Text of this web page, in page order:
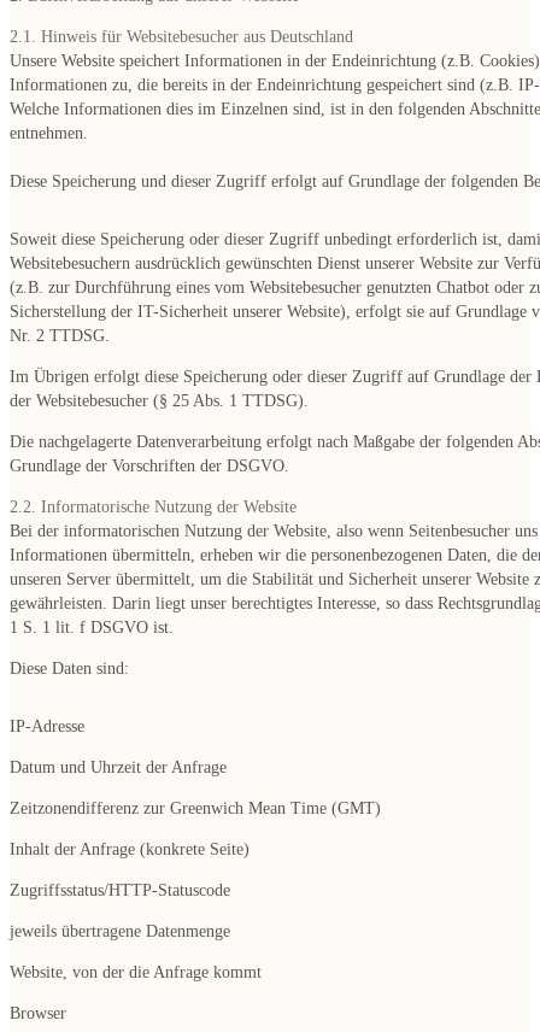
2.1. Hinweis für Websitebesucher aus Deutschland
Unsere Website speichert Informationen in der Endeinrichtung (z.B.
Informationen zu, die bereits in der Endeinrichtung gespeichert sind (z.B.
Welche Informationen dies im Einzelnen sind, ist in den folgenden
entnehmen.
Diese Speicherung und dieser Zugriff erfolgt auf Grundlage der folgenden
Soweit diese Speicherung oder dieser Zugriff unbedingt erforderlich ist,
Websitebesuchern ausdrücklich gewünschten Dienst unserer Website zur
(z.B. zur Durchführung eines vom Websitebesucher genutzten Chatbot oder
Sicherstellung der IT-Sicherheit unserer Website), erfolgt sie auf Grundlage
Nr. 2 TTDSG.
Im Übrigen erfolgt diese Speicherung oder dieser Zugriff auf Grundlage
der Websitebesucher (§ 25 Abs. 1 TTDSG).
Die nachgelagerte Datenverarbeitung erfolgt nach Maßgabe der folgenden
Grundlage der Vorschriften der DSGVO.
2.2. Informatorische Nutzung der Website
Bei der informatorischen Nutzung der Website, also wenn Seitenbesucher
Informationen übermitteln, erheben wir die personenbezogenen Daten, die
unseren Server übermittelt, um die Stabilität und Sicherheit unserer Website
gewährleisten. Darin liegt unser berechtigtes Interesse, so dass
1 S. 1 lit. f DSGVO ist.
Diese Daten sind:
IP-Adresse
Datum und Uhrzeit der Anfrage
Zeitzonendifferenz zur Greenwich Mean Time (GMT)
Inhalt der Anfrage (konkrete Seite)
Zugriffsstatus/HTTP-Statuscode
jeweils übertragene Datenmenge
Website, von der die Anfrage kommt
Browser